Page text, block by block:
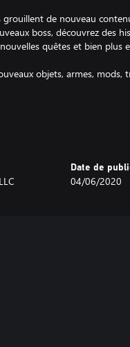
de nouveau
boss, découvrez des
quêtes et bien plus
objets, armes, mods,
obtiendront des
Date de
04/06/2020